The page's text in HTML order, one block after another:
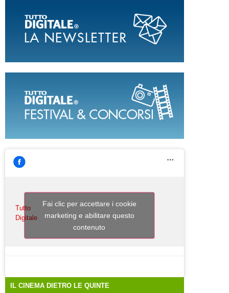
Tutto
Digitale
Fai clic per accettare i cookie
marketing e abilitare questo
contenuto
IL CINEMA DIETRO LE QUINTE